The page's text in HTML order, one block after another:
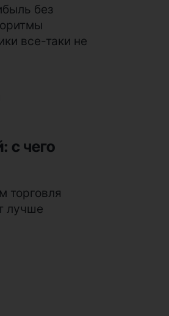
без
все-таки не
с чего
торговля
лучше